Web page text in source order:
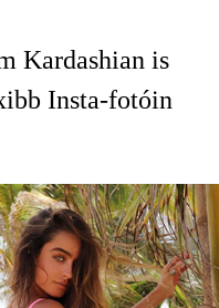
Kardashian is
Insta-fotóin